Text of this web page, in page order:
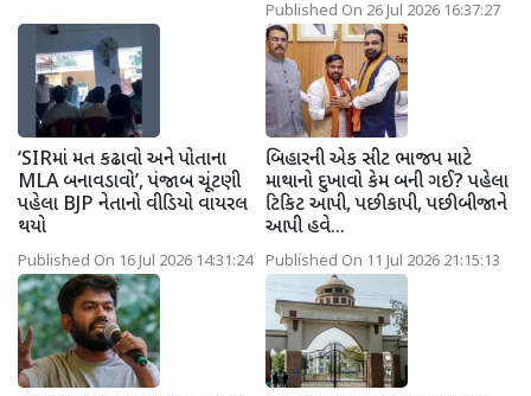
Published On 26 Jul 2026 16:37:27
‘SIRમાં મત કઢાવો અને પોતાના
MLA બનાવડાવો’, પંજાબ ચૂંટણી
પહેલા BJP નેતાનો વીડિયો વાયરલ
થયો
Published On 16 Jul 2026 14:31:24
બિહારની એક સીટ ભાજપ માટે
માથાનો દુખાવો કેમ બની ગઈ? પહેલા
ટિકિટ આપી, પછી કાપી, પછી બીજાને
આપી હવે...
Published On 11 Jul 2026 21:15:13